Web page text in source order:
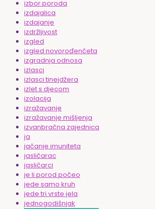
izbor poroda
izdajalica
izdajanje
izdržljivost
izgled
izgled novorođenčeta
izgradnja odnosa
izlasci
izlasci tinejdžera
izlet s djecom
izolacija
izražavanje
izražavanje mišljenja
izvanbračna zajednica
ja
jačanje imuniteta
jasličarac
jasličarci
je li porod počeo
jede samo kruh
jede tri vrste jela
jednogodišnjak